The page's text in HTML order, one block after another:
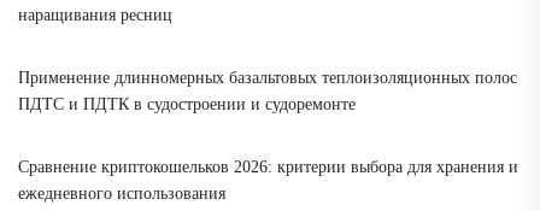
наращивания ресниц
Применение длинномерных базальтовых теплоизоляционных полос
ПДТС и ПДТК в судостроении и судоремонте
Сравнение криптокошельков 2026: критерии выбора для хранения и
ежедневного использования